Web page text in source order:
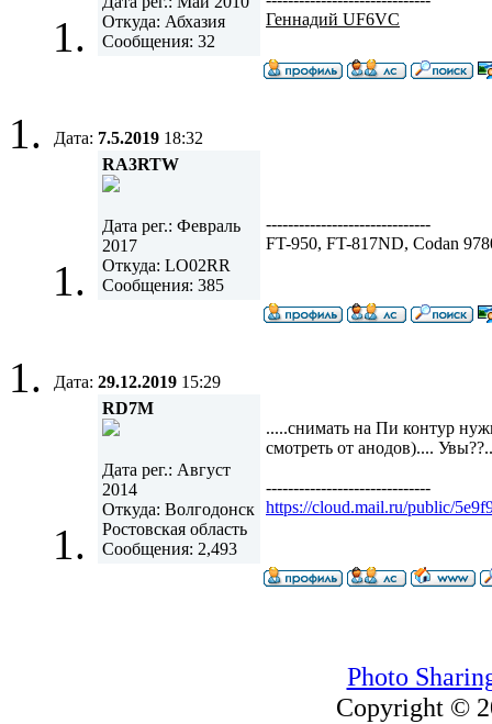
Откуда: Абхазия
Сообщения: 32
Геннадий UF6VC
Дата: 7.5.2019 18:32
RA3RTW
Дата рег.: Февраль
2017
Откуда: LO02RR
Сообщения: 385
------------------------------
FT-950, FT-817ND, Codan
Дата: 29.12.2019 15:29
RD7M
Дата рег.: Август
2014
Откуда: Волгодонск
Ростовская область
Сообщения: 2,493
.....снимать на Пи контур
смотреть от анодов)....
------------------------------
https://cloud.mail.ru/public/
Photo
Copyright ©